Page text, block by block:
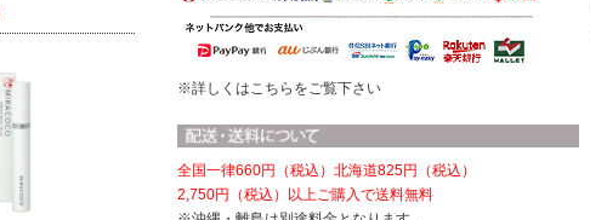
※詳しくはこちらをご覧下さい
全国一律660円（税込） 北海道825円（税込）
2,750円（税込）以上ご購入で送料無料